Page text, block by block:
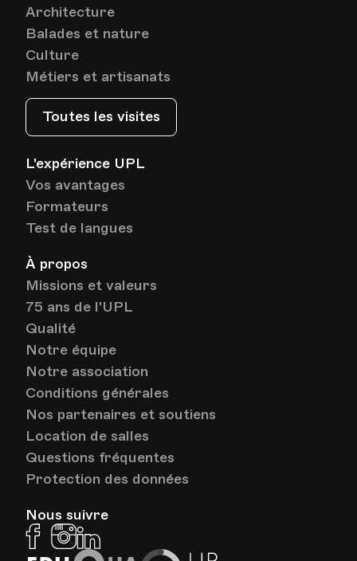
Architecture
Balades et nature
Culture
Métiers et artisanats
Toutes les visites
L'expérience UPL
Vos avantages
Formateurs
Test de langues
À propos
Missions et valeurs
75 ans de l'UPL
Qualité
Notre équipe
Notre association
Conditions générales
Nos partenaires et soutiens
Location de salles
Questions fréquentes
Protection des données
Nous suivre
FacebookInstagram